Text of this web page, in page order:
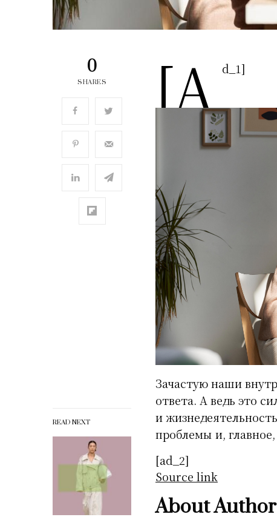
0
SHARES
READ NEXT
[a d_1]
Зачастую наши
ответа. А ведь это
и
проблемы и,
[ad_2]
Source link
About Author